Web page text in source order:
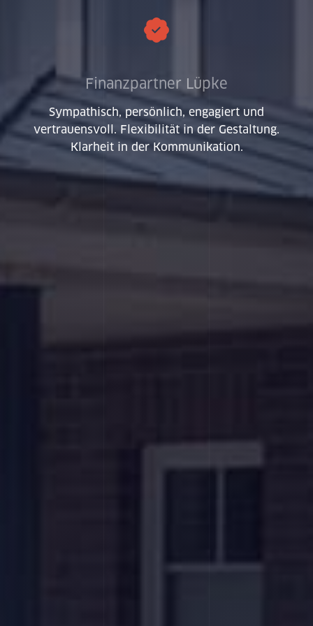
Finanzpartner Lüpke
Sympathisch, persönlich, engagiert und
vertrauensvoll. Flexibilität in der Gestaltung.
Klarheit in der Kommunikation.